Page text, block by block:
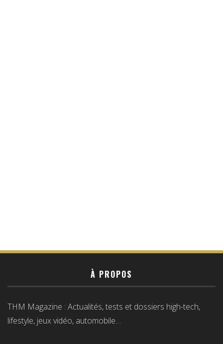
À PROPOS
THM Magazine : Actualités, tests et dossiers high-tech,
lifestyle, jeux vidéo, automobile…